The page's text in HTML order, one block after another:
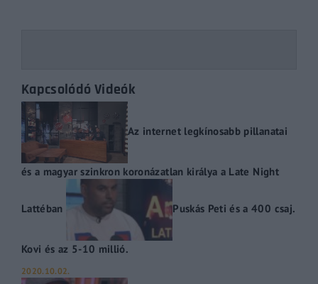
Kapcsolódó Videók
Az internet legkínosabb pillanatai
és a magyar szinkron koronázatlan királya a Late Night
Lattéban Puskás Peti és a 400 csaj.
Kovi és az 5-10 millió.
2020.10.02.